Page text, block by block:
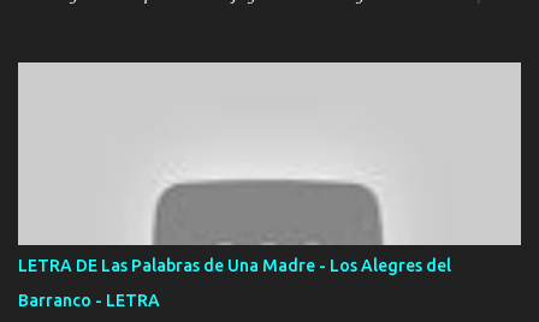
Ando en la colonia bien acelerado traigo un M2 que nunca me ha
fallado para mi compadre mandó un fuerte abrazo también al
Especial sabe que lo apreciamos En los mejores antros me verán
tomando con mujeres hermosas y botellas destapando siempre
bien cuidado bien atrabancado y a los que me conocen ya saben de
LETRA DE Las Palabras de Una Madre - Los Alegres del
Barranco - LETRA